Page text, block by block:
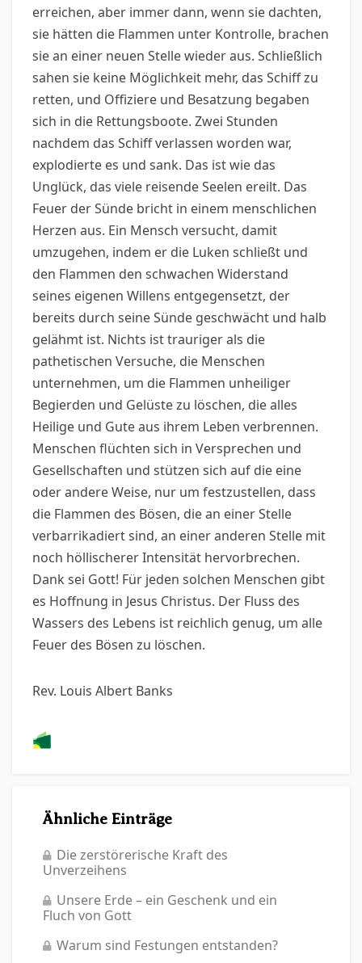
erreichen, aber immer dann, wenn sie dachten,
sie hätten die Flammen unter Kontrolle, brachen
sie an einer neuen Stelle wieder aus. Schließlich
sahen sie keine Möglichkeit mehr, das Schiff zu
retten, und Offiziere und Besatzung begaben
sich in die Rettungsboote. Zwei Stunden
nachdem das Schiff verlassen worden war,
explodierte es und sank. Das ist wie das
Unglück, das viele reisende Seelen ereilt. Das
Feuer der Sünde bricht in einem menschlichen
Herzen aus. Ein Mensch versucht, damit
umzugehen, indem er die Luken schließt und
den Flammen den schwachen Widerstand
seines eigenen Willens entgegensetzt, der
bereits durch seine Sünde geschwächt und halb
gelähmt ist. Nichts ist trauriger als die
pathetischen Versuche, die Menschen
unternehmen, um die Flammen unheiliger
Begierden und Gelüste zu löschen, die alles
Heilige und Gute aus ihrem Leben verbrennen.
Menschen flüchten sich in Versprechen und
Gesellschaften und stützen sich auf die eine
oder andere Weise, nur um festzustellen, dass
die Flammen des Bösen, die an einer Stelle
verbarrikadiert sind, an einer anderen Stelle mit
noch höllischerer Intensität hervorbrechen.
Dank sei Gott! Für jeden solchen Menschen gibt
es Hoffnung in Jesus Christus. Der Fluss des
Wassers des Lebens ist reichlich genug, um alle
Feuer des Bösen zu löschen.
Rev. Louis Albert Banks
Ähnliche Einträge
Die zerstörerische Kraft des
Unverzeihens
Unsere Erde – ein Geschenk und ein
Fluch von Gott
Warum sind Festungen entstanden?